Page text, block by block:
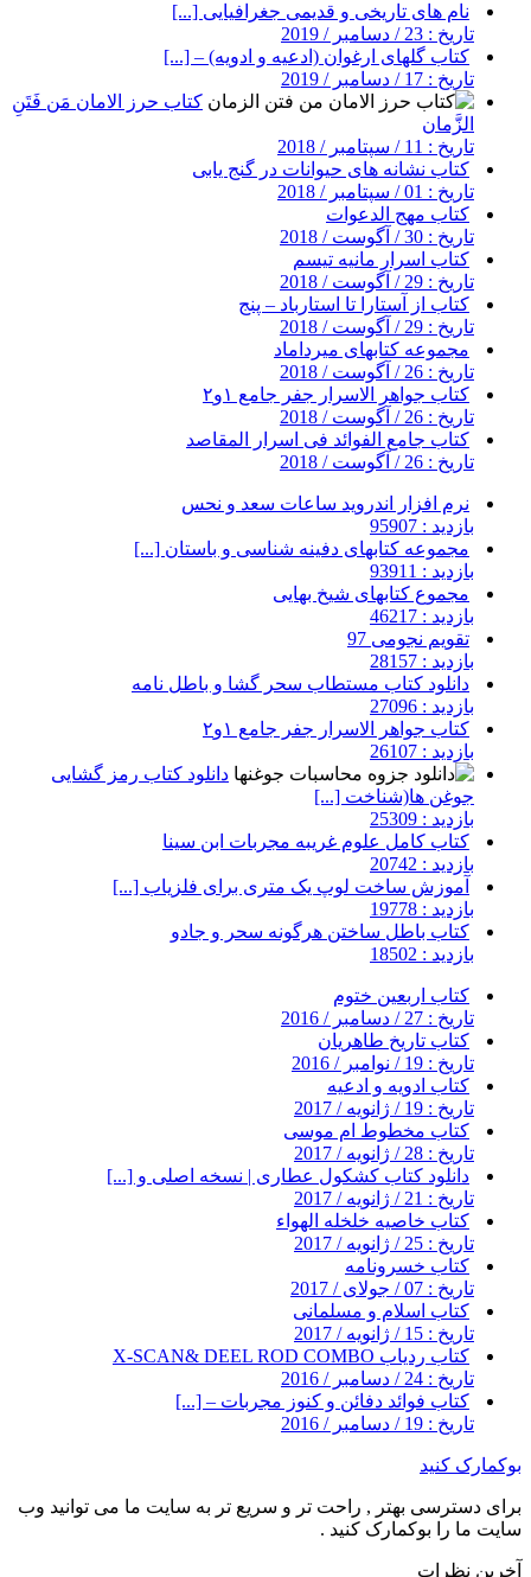
نام های تاریخی و قدیمی جغرافیایی [...]
تاریخ : 23 / دسامبر / 2019
کتاب گلهای ارغوان (ادعیه و ادویه) – [...]
تاریخ : 17 / دسامبر / 2019
کتاب حرز الامان مَن فَتَنِ
الزَّمان
تاریخ : 11 / سپتامبر / 2018
کتاب نشانه های حیوانات در گنج یابی
تاریخ : 01 / سپتامبر / 2018
کتاب مهج الدعوات
تاریخ : 30 / آگوست / 2018
کتاب اسرار مانیه تیسم
تاریخ : 29 / آگوست / 2018
کتاب از آستارا تا استارباد – پنج
تاریخ : 29 / آگوست / 2018
مجموعه کتابهای میرداماد
تاریخ : 26 / آگوست / 2018
کتاب جواهر الاسرار جفر جامع ۱و۲
تاریخ : 26 / آگوست / 2018
کتاب جامع الفوائد فی اسرار المقاصد
تاریخ : 26 / آگوست / 2018
نرم افزار اندروید ساعات سعد و نحس
بازدید : 95907
مجموعه کتابهای دفینه شناسی و باستان [...]
بازدید : 93911
مجموع کتابهای شیخ بهایی
بازدید : 46217
تقویم نجومی 97
بازدید : 28157
دانلود کتاب مستطاب سحر گشا و باطل نامه
بازدید : 27096
کتاب جواهر الاسرار جفر جامع ۱و۲
بازدید : 26107
دانلود کتاب رمز گشایی
جوغن ها(شناخت [...]
بازدید : 25309
کتاب کامل علوم غریبه مجربات ابن سینا
بازدید : 20742
آموزش ساخت لوپ یک متری برای فلزیاب [...]
بازدید : 19778
کتاب باطل ساختن هرگونه سحر و جادو
بازدید : 18502
کتاب اربعین ختوم
تاریخ : 27 / دسامبر / 2016
کتاب تاریخ طاهریان
تاریخ : 19 / نوامبر / 2016
کتاب ادویه و ادعیه
تاریخ : 19 / ژانویه / 2017
کتاب مخطوط ام موسی
تاریخ : 28 / ژانویه / 2017
دانلود کتاب کشکول عطاری | نسخه اصلی و [...]
تاریخ : 21 / ژانویه / 2017
کتاب خاصیه خلخله الهواء
تاریخ : 25 / ژانویه / 2017
کتاب خسرونامه
تاریخ : 07 / جولای / 2017
کتاب اسلام و مسلمانی
تاریخ : 15 / ژانویه / 2017
کتاب ردیاب X-SCAN& DEEL ROD COMBO
تاریخ : 24 / دسامبر / 2016
کتاب فوائد دفائن و کنوز مجربات – [...]
تاریخ : 19 / دسامبر / 2016
بوکمارک کنید
برای دسترسی بهتر , راحت تر و سریع تر به سایت ما می توانید وب
سایت ما را بوکمارک کنید .
آخرین نظرات